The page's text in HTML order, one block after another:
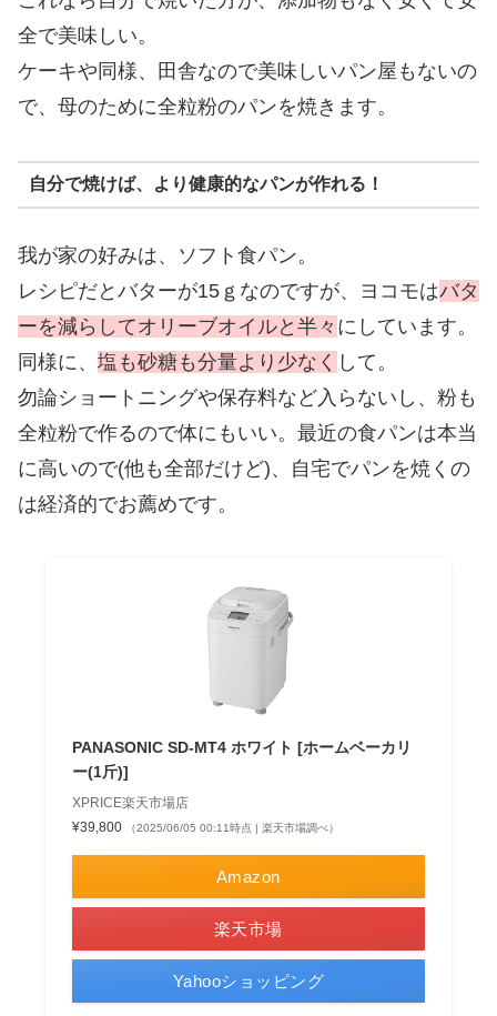
全で美味しい。
ケーキや同様、田舎なので美味しいパン屋もないの
で、母のために全粒粉のパンを焼きます。
自分で焼けば、より健康的なパンが作れる！
我が家の好みは、ソフト食パン。
レシピだとバターが15ｇなのですが、ヨコモはバタ
ーを減らしてオリーブオイルと半々 にしています。
同様に、 塩も砂糖も分量より少なく して。
勿論ショートニングや保存料など入らないし、粉も
全粒粉で作るので体にもいい。最近の食パンは本当
に高いので(他も全部だけど)、自宅でパンを焼くの
は経済的でお薦めです。
PANASONIC SD-MT4 ホワイト [ホームベーカリ
ー(1斤)]
XPRICE楽天市場店
¥39,800
（2025/06/05 00:11時点 | 楽天市場調べ）
Amazon
楽天市場
Yahooショッピング